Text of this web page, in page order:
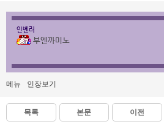
인벤러
부엔까미노
메뉴 인장보기
목록 본문 이전